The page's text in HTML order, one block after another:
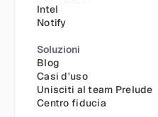
Intel
Notify
Soluzioni
Blog
Casi d'uso
Unisciti al team Prelude
Centro fiducia